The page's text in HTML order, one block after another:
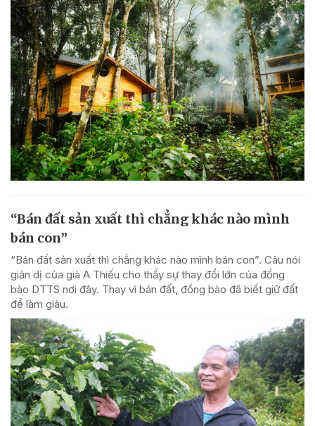
“Bán đất sản xuất thì chẳng khác nào mình
bán con”
“Bán đất sản xuất thì chẳng khác nào mình bán con”. Câu nói
giản dị của già A Thiếu cho thấy sự thay đổi lớn của đồng
bào DTTS nơi đây. Thay vì bán đất, đồng bào đã biết giữ đất
để làm giàu.